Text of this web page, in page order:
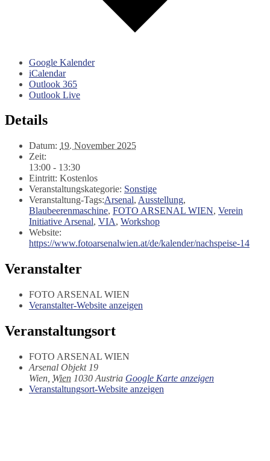
Google Kalender
iCalendar
Outlook 365
Outlook Live
Details
Datum: 19. November 2025
Zeit:
13:00 - 13:30
Eintritt: Kostenlos
Veranstaltungskategorie: Sonstige
Veranstaltung-Tags:Arsenal, Ausstellung,
Blaubeerenmaschine, FOTO ARSENAL WIEN, Verein
Initiative Arsenal, VIA, Workshop
Website:
https://www.fotoarsenalwien.at/de/kalender/nachspeise-14
Veranstalter
FOTO ARSENAL WIEN
Veranstalter-Website anzeigen
Veranstaltungsort
FOTO ARSENAL WIEN
Arsenal Objekt 19
Wien Wien 1030 Austria Google Karte anzeigen
Veranstaltungsort-Website anzeigen